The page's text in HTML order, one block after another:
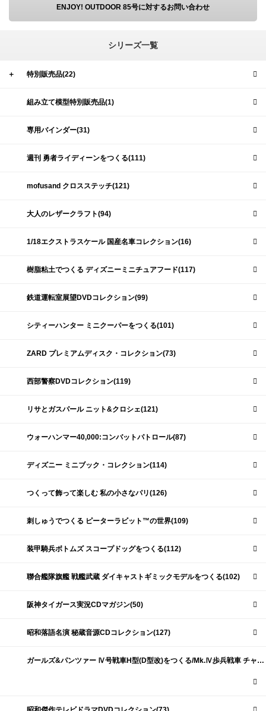
ENJOY! OUTDOOR 85号に対するお問い合わせ
シリーズ一覧
＋ 特別販売品(22)
組み立て模型特別販売品(1)
専用バインダー(31)
週刊 勇者ライディーンをつくる(111)
mofusand クロスステッチ(121)
大人のレザークラフト(94)
1/18エクストラスケール 国産名車コレクション(16)
樹脂粘土でつくる ディズニーミニチュアフード(117)
鉄道運転室展望DVDコレクション(99)
シティーハンター ミニクーパーをつくる(101)
ZARD プレミアムディスク・コレクション(73)
西部警察DVDコレクション(119)
リサとガスパール ニット&クロシェ(121)
ウォーハンマー40,000:コンバットパトロール(87)
ディズニー ミニブック・コレクション(114)
つくって飾って楽しむ 私の小さなパリ(126)
刺しゅうでつくる ピーターラビット™の世界(109)
装甲騎兵ボトムズ スコープドッグをつくる(112)
聯合艦隊旗艦 戦艦武蔵 ダイキャストギミックモデルをつくる(102)
阪神タイガース実況CDマガジン(50)
昭和落語名演 秘蔵音源CDコレクション(127)
ガールズ&パンツァー Ⅳ号戦車H型(D型改)をつくる/Mk.Ⅳ歩兵戦車 チャーチルMk.Ⅶをつくる(191)